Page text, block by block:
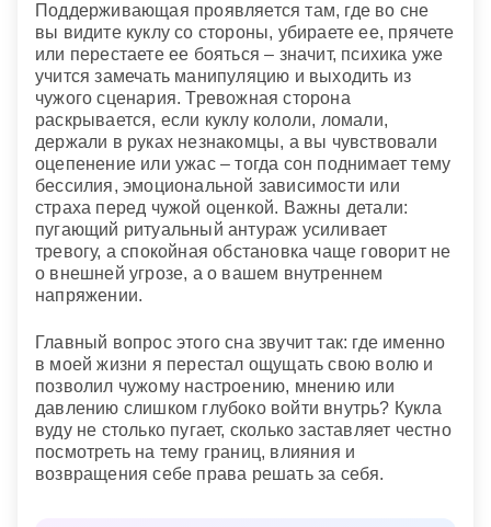
Поддерживающая проявляется там, где во сне
вы видите куклу со стороны, убираете ее, прячете
или перестаете ее бояться – значит, психика уже
учится замечать манипуляцию и выходить из
чужого сценария. Тревожная сторона
раскрывается, если куклу кололи, ломали,
держали в руках незнакомцы, а вы чувствовали
оцепенение или ужас – тогда сон поднимает тему
бессилия, эмоциональной зависимости или
страха перед чужой оценкой. Важны детали:
пугающий ритуальный антураж усиливает
тревогу, а спокойная обстановка чаще говорит не
о внешней угрозе, а о вашем внутреннем
напряжении.
Главный вопрос этого сна звучит так: где именно
в моей жизни я перестал ощущать свою волю и
позволил чужому настроению, мнению или
давлению слишком глубоко войти внутрь? Кукла
вуду не столько пугает, сколько заставляет честно
посмотреть на тему границ, влияния и
возвращения себе права решать за себя.